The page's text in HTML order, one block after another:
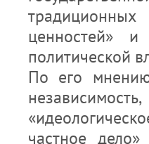
ценностей»
политической
По его
частное